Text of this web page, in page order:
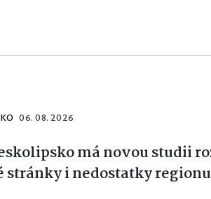
06. 08. 2026
má novou studii
stránky i nedostatky regionu